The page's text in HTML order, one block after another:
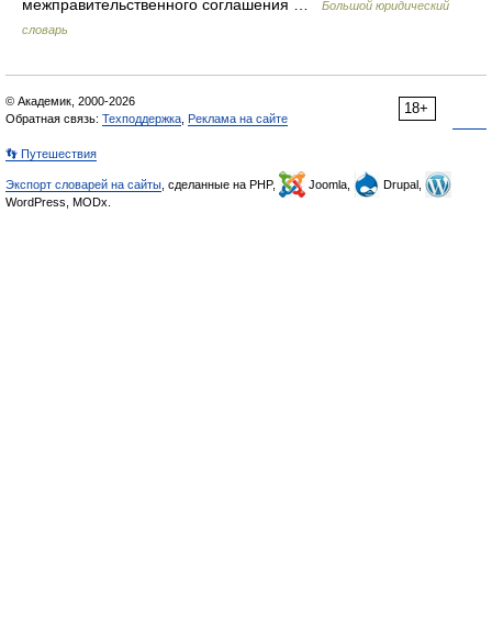
межправительственного соглашения …
Большой юридический
словарь
18+
© Академик, 2000-2026
Обратная связь: Техподдержка Реклама на сайте
👣 Путешествия
Экспорт словарей на сайты , сделанные на PHP, Joomla,
Drupal,
WordPress, MODx.